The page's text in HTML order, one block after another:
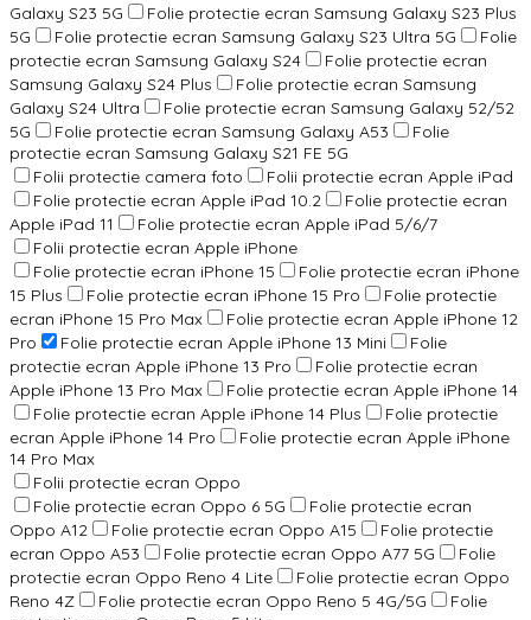
Galaxy S23 5G
Folie protectie ecran Samsung Galaxy S23 Plus
5G
Folie protectie ecran Samsung Galaxy S23 Ultra 5G
Folie
protectie ecran Samsung Galaxy S24
Folie protectie ecran
Samsung Galaxy S24 Plus
Folie protectie ecran Samsung
Galaxy S24 Ultra
Folie protectie ecran Samsung Galaxy 52/52
5G
Folie protectie ecran Samsung Galaxy A53
Folie
protectie ecran Samsung Galaxy S21 FE 5G
Folii protectie camera foto
Folii protectie ecran Apple iPad
Folie protectie ecran Apple iPad 10.2
Folie protectie ecran
Apple iPad 11
Folie protectie ecran Apple iPad 5/6/7
Folii protectie ecran Apple iPhone
Folie protectie ecran iPhone 15
Folie protectie ecran iPhone
15 Plus
Folie protectie ecran iPhone 15 Pro
Folie protectie
ecran iPhone 15 Pro Max
Folie protectie ecran Apple iPhone 12
Pro
Folie protectie ecran Apple iPhone 13 Mini
Folie
protectie ecran Apple iPhone 13 Pro
Folie protectie ecran
Apple iPhone 13 Pro Max
Folie protectie ecran Apple iPhone 14
Folie protectie ecran Apple iPhone 14 Plus
Folie protectie
ecran Apple iPhone 14 Pro
Folie protectie ecran Apple iPhone
14 Pro Max
Folii protectie ecran Oppo
Folie protectie ecran Oppo 6 5G
Folie protectie ecran
Oppo A12
Folie protectie ecran Oppo A15
Folie protectie
ecran Oppo A53
Folie protectie ecran Oppo A77 5G
Folie
protectie ecran Oppo Reno 4 Lite
Folie protectie ecran Oppo
Reno 4Z
Folie protectie ecran Oppo Reno 5 4G/5G
Folie